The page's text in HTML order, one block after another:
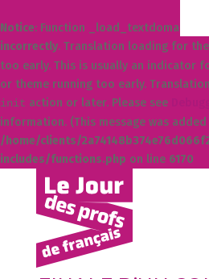
Notice: Function
incorrectly. Translation loading for the
too early. This is usually an indicator
or theme running too early.
init action or later. Please see
information. (This message was added
/home/clients/
includes/functions.php on line 6170